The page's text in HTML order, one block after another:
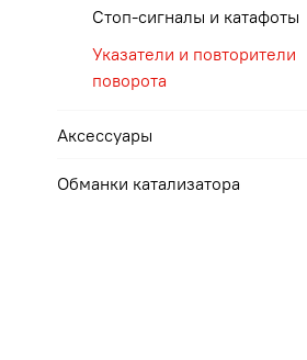
Стоп-сигналы и катафоты
Указатели и повторители
поворота
Аксессуары
Обманки катализатора